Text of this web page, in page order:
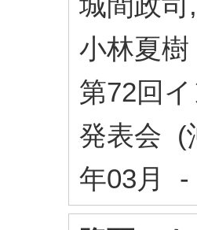
小林夏樹
第72回
発表会 (
年03月